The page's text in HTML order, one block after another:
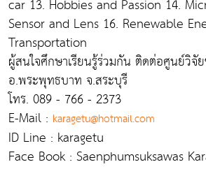
car 13. Hobbies and Passion 14.
Sensor and Lens 16. Renewable
Transportation
ผู้สนใจศึกษาเรียนรู้ร่วมกัน ติดต่อศูนย์วิจั
อ.พระพุทธบาท จ.สระบุรี
โทร. 089 - 766 - 2373
E-Mail : karagetu@hotmail.com
ID Line : karagetu
Face Book : Saenphumsuksawas